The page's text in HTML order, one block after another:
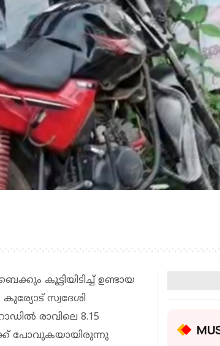
കൂട്ടിയിടിച്ച് ഉണ്ടായ
സ്വദേശി
രാവിലെ 8.15
പോവുകയായിരുന്നു